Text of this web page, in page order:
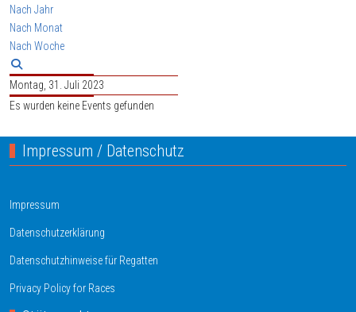
Nach Jahr
Nach Monat
Nach Woche
Montag, 31. Juli 2023
Es wurden keine Events gefunden
Impressum / Datenschutz
Impressum
Datenschutzerklärung
Datenschutzhinweise für Regatten
Privacy Policy for Races